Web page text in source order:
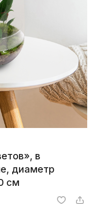
в
диаметр
см